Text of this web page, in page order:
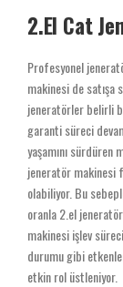
2.El Cat
Profesyonel
makinesi de satışa
jeneratörler belirli
garanti süreci
yaşamını
jeneratör makinesi
olabiliyor. Bu
oranla 2.el
makinesi işlev
durumu gibi
etkin rol üstleniyor.